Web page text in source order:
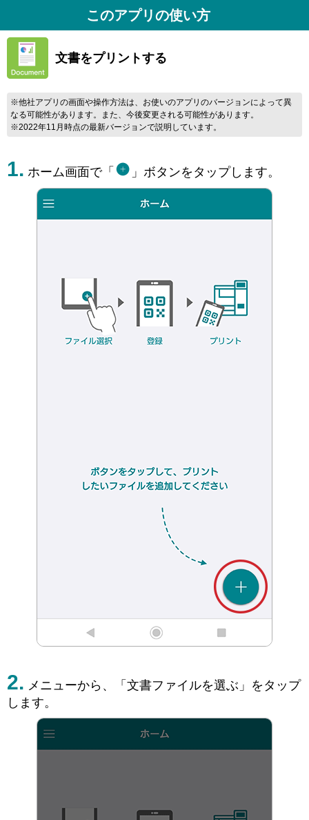
このアプリの使い方
文書をプリントする
※他社アプリの画面や操作方法は、お使いのアプリのバージョンによって異
なる可能性があります。また、今後変更される可能性があります。
※2022年11月時点の最新バージョンで説明しています。
ホーム画面で「 」ボタンをタップします。
メニューから、「文書ファイルを選ぶ」をタップ
します。